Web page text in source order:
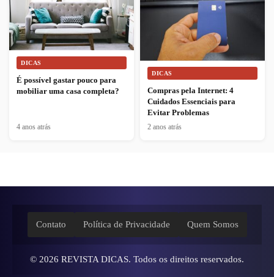
DICAS
É possível gastar pouco para
mobiliar uma casa completa?
4 anos atrás
DICAS
Compras pela Internet: 4
Cuidados Essenciais para
Evitar Problemas
2 anos atrás
Contato Política de Privacidade Quem Somos
© 2026 REVISTA DICAS. Todos os direitos reservados.